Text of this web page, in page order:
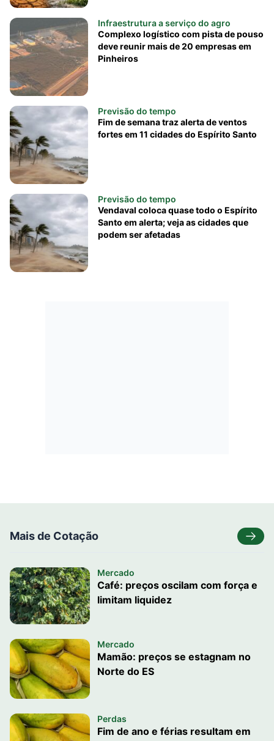
Infraestrutura a serviço do agro
Complexo logístico com pista de pouso
deve reunir mais de 20 empresas em
Pinheiros
Previsão do tempo
Fim de semana traz alerta de ventos
fortes em 11 cidades do Espírito Santo
Previsão do tempo
Vendaval coloca quase todo o Espírito
Santo em alerta; veja as cidades que
podem ser afetadas
Mais de Cotação
Mercado
Café: preços oscilam com força e
limitam liquidez
Mercado
Mamão: preços se estagnam no
Norte do ES
Perdas
Fim de ano e férias resultam em